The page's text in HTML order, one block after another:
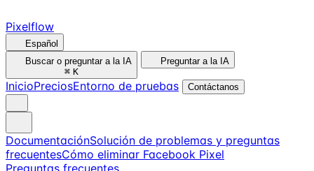
Pixelflow
Español
Buscar o preguntar a la IA
⌘ K
Preguntar a la IA
InicioPreciosEntorno de pruebas Contáctanos
DocumentaciónSolución de problemas y preguntas
frecuentesCómo eliminar Facebook Pixel
Preguntas frecuentes